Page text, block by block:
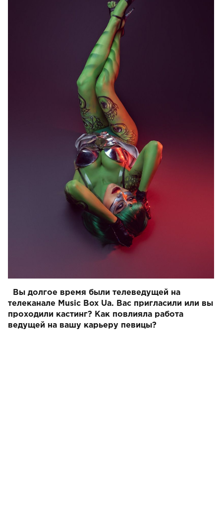
Вы долгое время были телеведущей на
телеканале Music Box Ua. Вас пригласили или вы
проходили кастинг? Как повлияла работа
ведущей на вашу карьеру певицы?